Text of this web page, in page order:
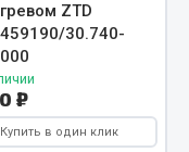
ZTD
30.740-
₽
Купить в один клик